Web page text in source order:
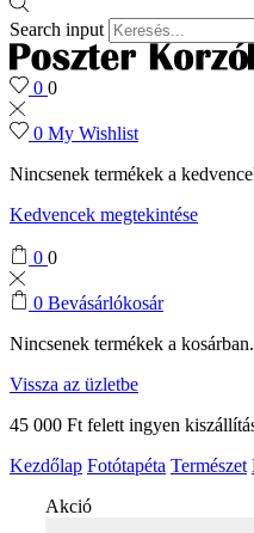
Search input
0 0
0 My Wishlist
Nincsenek termékek a
Kedvencek megtekintése
0 0
0 Bevásárlókosár
Nincsenek termékek a kosárban.
Vissza az üzletbe
45 000 Ft felett ingyen
Kezdőlap Fotótapéta Természet
Akció